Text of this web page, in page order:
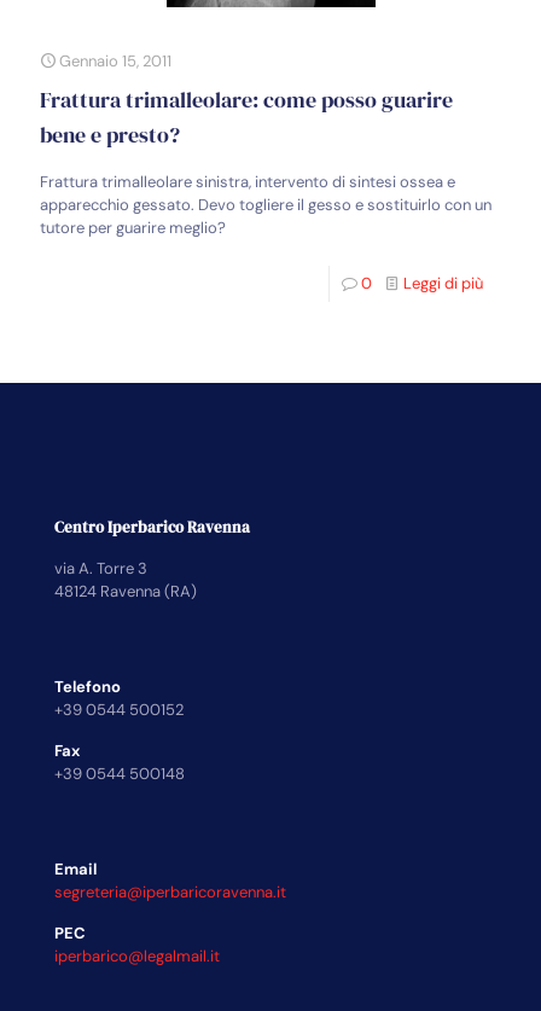
Gennaio 15, 2011
Frattura trimalleolare: come posso guarire
bene e presto?
Frattura trimalleolare sinistra, intervento di sintesi ossea e
apparecchio gessato. Devo togliere il gesso e sostituirlo con un
tutore per guarire meglio?
0 Leggi di più
Centro Iperbarico Ravenna
via A. Torre 3
48124 Ravenna (RA)
Telefono
+39 0544 500152
Fax
+39 0544 500148
Email
segreteria@iperbaricoravenna.it
PEC
iperbarico@legalmail.it